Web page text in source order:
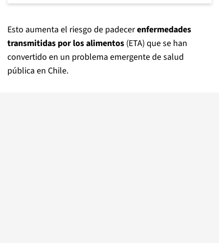
Esto aumenta el riesgo de padecerenfermedades
transmitidas por los alimentos (ETA) que se han
convertido en un problema emergente de salud
pública en Chile.